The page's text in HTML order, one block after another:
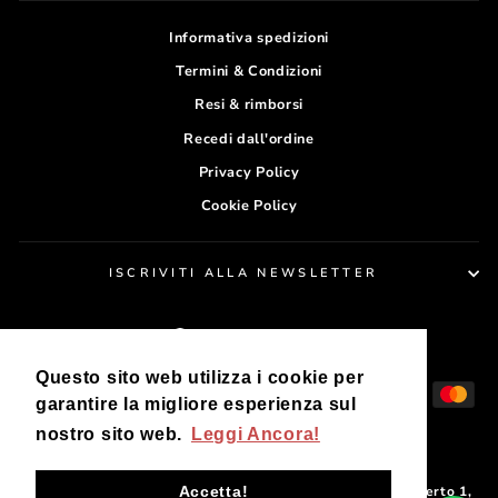
Questo sito web utilizza i cookie per
garantire la migliore esperienza sul
nostro sito web.
Leggi Ancora!
Accetta!
Informativa spedizioni
Termini & Condizioni
Resi & rimborsi
Recedi dall'ordine
Privacy Policy
Cookie Policy
ISCRIVITI ALLA NEWSLETTER
© 2026 kappaonapoli NO FOUR SRL | Kappaò: Corso Umberto 1,